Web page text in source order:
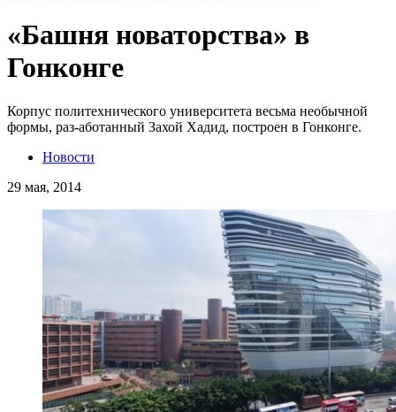
«Башня новаторства» в
Гонконге
Корпус политехнического университета весьма необычной
формы, раз-аботанный Захой Хадид, построен в Гонконге.
Новости
29 мая, 2014